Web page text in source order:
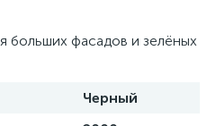
больших фасадов и зелёных
Черный